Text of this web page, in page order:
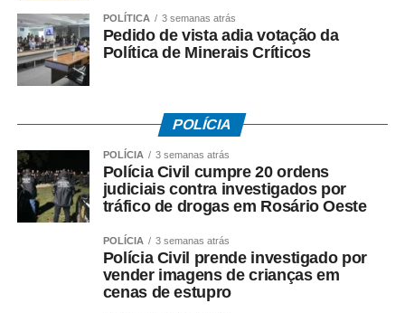
CASACOR São Paulo, afirmou que a preocupação com a
inclusão tem mais de duas décadas: “A CASACOR busca
ser acessível há 21 anos, carregando, nessa missão,
pioneirismo e a obrigação universal de fazer da maior
Américas um exemplo ao receber bem pessoas com
deficiência motora, visual e auditiva”.
Silvana Cambiaghi, arquiteta e consultora de
acessibilidade da mostra desde 2005, destacou que a
acessibilidade não é tratada como adaptação pontual,
mas como conceito integrado ao planejamento e à
montagem dos ambientes: “Transformar a CASACOR em
uma mostra acessível é um processo que começa muito
POLÍTICA 3 semanas atrás
Pedido de vista adia votação da
Política de Minerais Críticos
POLÍCIA
POLÍCIA 3 semanas atrás
Polícia Civil cumpre 20 ordens
judiciais contra investigados por
tráfico de drogas em Rosário Oeste
POLÍCIA 3 semanas atrás
Polícia Civil prende investigado por
vender imagens de crianças em
cenas de estupro